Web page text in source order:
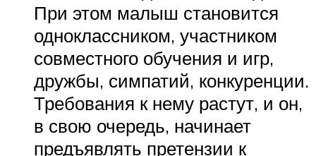
При этом малыш становится
одноклассником, участником
совместного обучения и игр,
дружбы, симпатий, конкуренции.
Требования к нему растут, и он,
в свою очередь, начинает
предъявлять претензии к